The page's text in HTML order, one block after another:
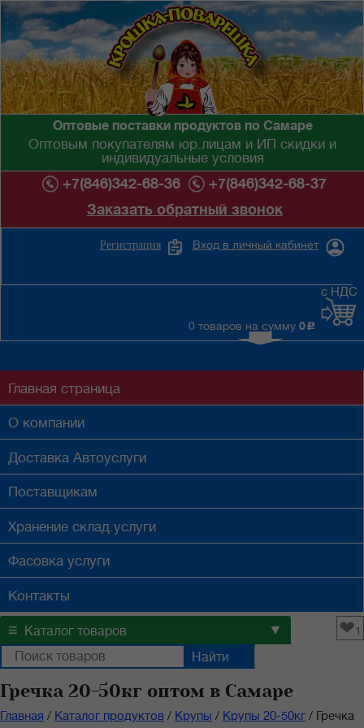
Оптовые поставки продуктов по Самаре
Оптовым покупателям юр.лицам и ИП скидки и
индивидуальные условия
+7(846)342-68-36
+7(846)342-68-37
Заказать обратный звонок
Вход в личный кабинет
Регистрация
0 товаров на сумму 0 c
с НДС
Главная страница
О компании
Доставка Автоуслуги
Поставщикам
Хранение склад.услуги
Фасовка услуги
Контакты
≡ Каталог товаров ▼ ❤1
Гречка 20-50кг оптом в Самаре
Главная / Каталог продуктов / Крупы / Крупы 20-50кг/ Гречка